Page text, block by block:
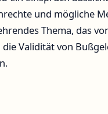
und mögliche
Thema, das
Validität von